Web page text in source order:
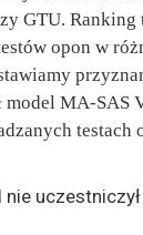
GTU. Ranking
opon w
model MA-SAS
testach
nie